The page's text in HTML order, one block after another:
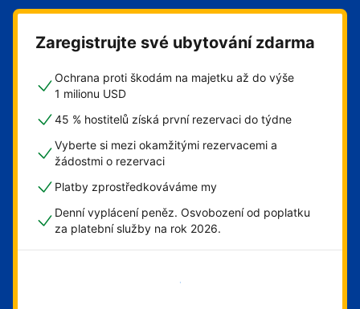
Zaregistrujte své ubytování zdarma
Ochrana proti škodám na majetku až do výše
1 milionu USD
45 % hostitelů získá první rezervaci do týdne
Vyberte si mezi okamžitými rezervacemi a
žádostmi o rezervaci
Platby zprostředkováváme my
Denní vyplácení peněz. Osvobození od poplatku
za platební služby na rok 2026.
Začít hned